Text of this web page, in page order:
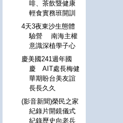
啡、茶飲暨健康
輕食實務班開訓
4天3夜東沙生態體
驗營 南海主權
意識深植學子心
慶美國241週年國
慶 AIT處長梅健
華期盼台美友誼
長長久久
(影音新聞)榮民之家
紀錄片開鏡儀式
紀錄歷史向老兵